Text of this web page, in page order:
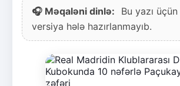
🎧 Məqaləni dinlə:
Bu yazı
versiya hələ hazırlanmayıb.